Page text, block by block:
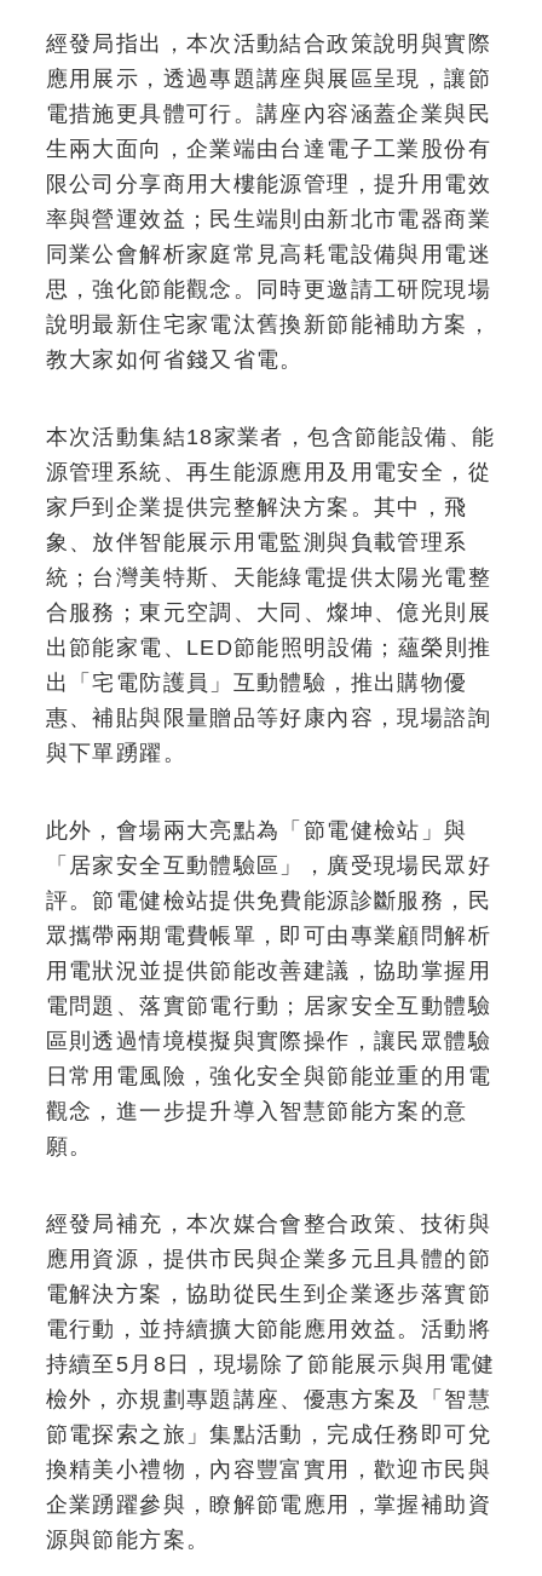
經發局指出，本次活動結合政策說明與實際
應用展示，透過專題講座與展區呈現，讓節
電措施更具體可行。講座內容涵蓋企業與民
生兩大面向，企業端由台達電子工業股份有
限公司分享商用大樓能源管理，提升用電效
率與營運效益；民生端則由新北市電器商業
同業公會解析家庭常見高耗電設備與用電迷
思，強化節能觀念。同時更邀請工研院現場
說明最新住宅家電汰舊換新節能補助方案，
教大家如何省錢又省電。
本次活動集結18家業者，包含節能設備、能
源管理系統、再生能源應用及用電安全，從
家戶到企業提供完整解決方案。其中，飛
象、放伴智能展示用電監測與負載管理系
統；台灣美特斯、天能綠電提供太陽光電整
合服務；東元空調、大同、燦坤、億光則展
出節能家電、LED節能照明設備；蘊榮則推
出「宅電防護員」互動體驗，推出購物優
惠、補貼與限量贈品等好康內容，現場諮詢
與下單踴躍。
此外，會場兩大亮點為「節電健檢站」與
「居家安全互動體驗區」，廣受現場民眾好
評。節電健檢站提供免費能源診斷服務，民
眾攜帶兩期電費帳單，即可由專業顧問解析
用電狀況並提供節能改善建議，協助掌握用
電問題、落實節電行動；居家安全互動體驗
區則透過情境模擬與實際操作，讓民眾體驗
日常用電風險，強化安全與節能並重的用電
觀念，進一步提升導入智慧節能方案的意
願。
經發局補充，本次媒合會整合政策、技術與
應用資源，提供市民與企業多元且具體的節
電解決方案，協助從民生到企業逐步落實節
電行動，並持續擴大節能應用效益。活動將
持續至5月8日，現場除了節能展示與用電健
檢外，亦規劃專題講座、優惠方案及「智慧
節電探索之旅」集點活動，完成任務即可兌
換精美小禮物，內容豐富實用，歡迎市民與
企業踴躍參與，瞭解節電應用，掌握補助資
源與節能方案。